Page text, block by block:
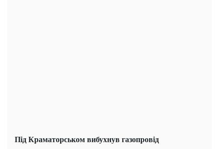
Під Краматорськом вибухнув газопровід